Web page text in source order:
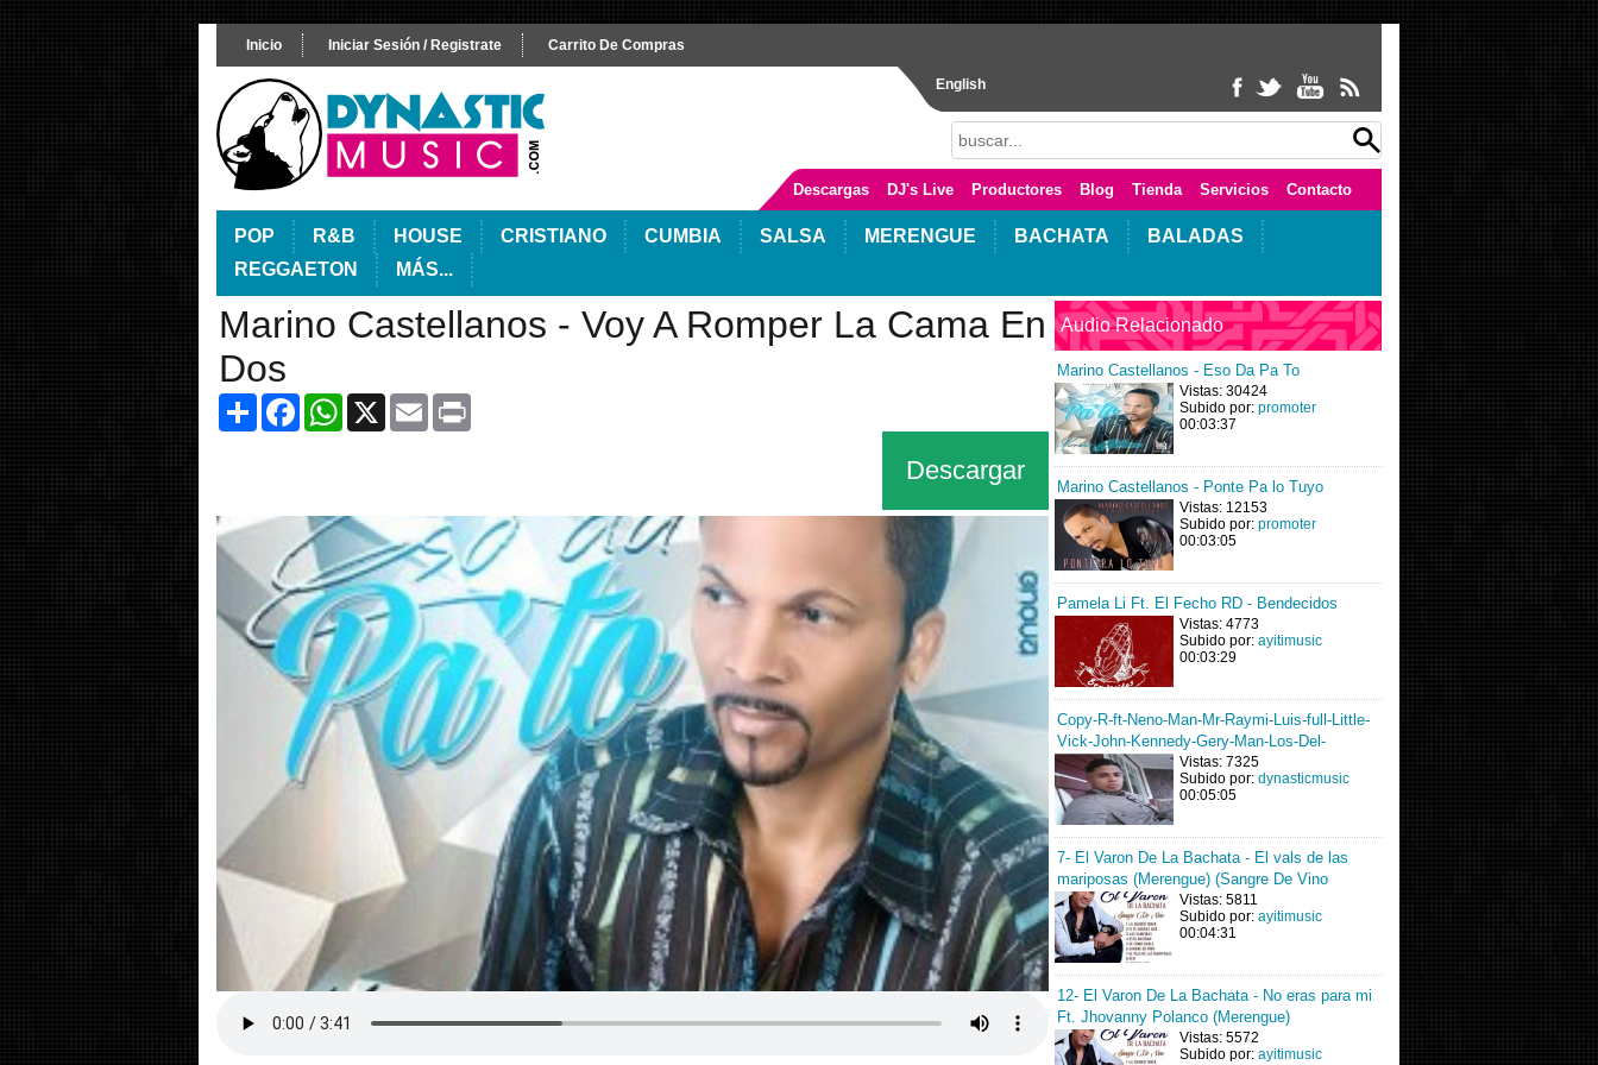
Inicio Iniciar Sesión / Registrate Carrito De Compras
English
Descargas DJ's Live Productores Blog Tienda Servicios Contacto
POP R&B HOUSE CRISTIANO CUMBIA SALSA MERENGUE BACHATA
BALADAS
REGGAETON
MÁS...
Marino Castellanos - Voy A Romper La Cama En
Dos
ShareFacebookWhatsApp
X Email
Descargar
Audio Relacionado
Marino Castellanos - Eso Da Pa To
Vistas: 30424
Subido por: promoter
00:03:37
Marino Castellanos - Ponte Pa lo Tuyo
Vistas: 12153
Subido por: promoter
00:03:05
Pamela Li Ft. El Fecho RD - Bendecidos
Vistas: 4773
Subido por: ayitimusic
00:03:29
Copy-R-ft-Neno-Man-Mr-Raymi-Luis-full-Little-
Vick-John-Kennedy-Gery-Man-Los-Del-
Vistas: 7325
Subido por: dynasticmusic
00:05:05
7- El Varon De La Bachata - El vals de las
mariposas (Merengue) (Sangre De Vino
Vistas: 5811
Subido por: ayitimusic
00:04:31
12- El Varon De La Bachata - No eras para mi
Ft. Jhovanny Polanco (Merengue)
Vistas: 5572
Subido por: ayitimusic